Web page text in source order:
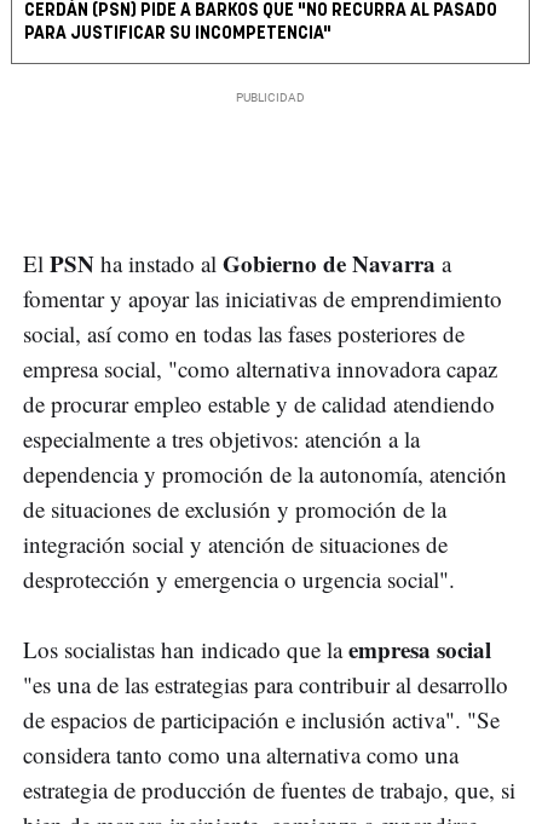
CERDÁN (PSN) PIDE A BARKOS QUE "NO RECURRA AL PASADO
PARA JUSTIFICAR SU INCOMPETENCIA"
El PSN ha instado al Gobierno de Navarra a
fomentar y apoyar las iniciativas de emprendimiento
social, así como en todas las fases posteriores de
empresa social, "como alternativa innovadora capaz
de procurar empleo estable y de calidad atendiendo
especialmente a tres objetivos: atención a la
dependencia y promoción de la autonomía, atención
de situaciones de exclusión y promoción de la
integración social y atención de situaciones de
desprotección y emergencia o urgencia social".
Los socialistas han indicado que laempresa social
"es una de las estrategias para contribuir al desarrollo
de espacios de participación e inclusión activa". "Se
considera tanto como una alternativa como una
estrategia de producción de fuentes de trabajo, que, si